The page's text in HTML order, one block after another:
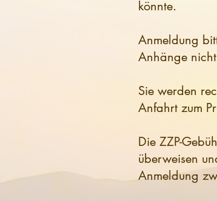
könnte.
Anmeldung
Anhänge
Sie werden
Anfahrt zum
Die ZZP-
überweisen
Anmeldung